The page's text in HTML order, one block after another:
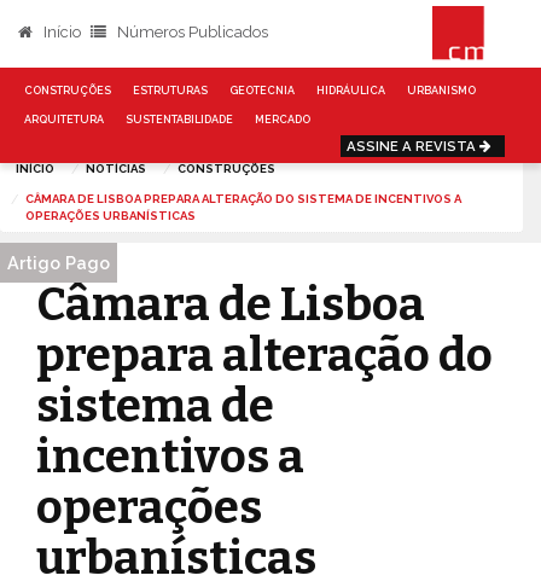
Início Números Publicados
CONSTRUÇÕES ESTRUTURAS GEOTECNIA HIDRÁULICA URBANISMO
ARQUITETURA SUSTENTABILIDADE MERCADO
ASSINE A REVISTA
INÍCIO NOTÍCIAS CONSTRUÇÕES
CÂMARA DE LISBOA PREPARA ALTERAÇÃO DO SISTEMA DE INCENTIVOS A
OPERAÇÕES URBANÍSTICAS
Câmara de Lisboa
prepara alteração do
sistema de
incentivos a
operações
urbanísticas
Artigo Pago